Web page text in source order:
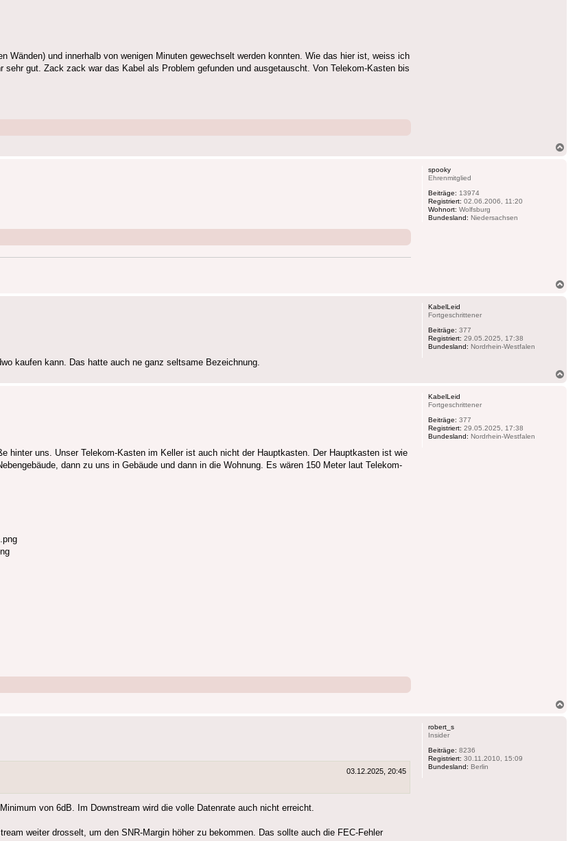
Wänden) und innerhalb von wenigen Minuten gewechselt werden konnten. Wie das hier ist, weiss ich
gut. Zack zack war das Kabel als Problem gefunden und ausgetauscht. Von Telekom-Kasten bis
spooky
Ehrenmitglied
Beiträge: 13974
Registriert: 02.06.2006, 11:20
Wohnort: Wolfsburg
Bundesland: Niedersachsen
KabelLeid
Fortgeschrittener
Beiträge: 377
Registriert: 29.05.2025, 17:38
Bundesland: Nordrhein-Westfalen
kaufen kann. Das hatte auch ne ganz seltsame Bezeichnung.
KabelLeid
Fortgeschrittener
Beiträge: 377
Registriert: 29.05.2025, 17:38
Bundesland: Nordrhein-Westfalen
hinter uns. Unser Telekom-Kasten im Keller ist auch nicht der Hauptkasten. Der Hauptkasten ist wie
dann zu uns in Gebäude und dann in die Wohnung. Es wären 150 Meter laut Telekom-
robert_s
Insider
Beiträge: 8236
Registriert: 30.11.2010, 15:09
Bundesland: Berlin
03.12.2025, 20:45
von 6dB. Im Downstream wird die volle Datenrate auch nicht erreicht.
weiter drosselt, um den SNR-Margin höher zu bekommen. Das sollte auch die FEC-Fehler